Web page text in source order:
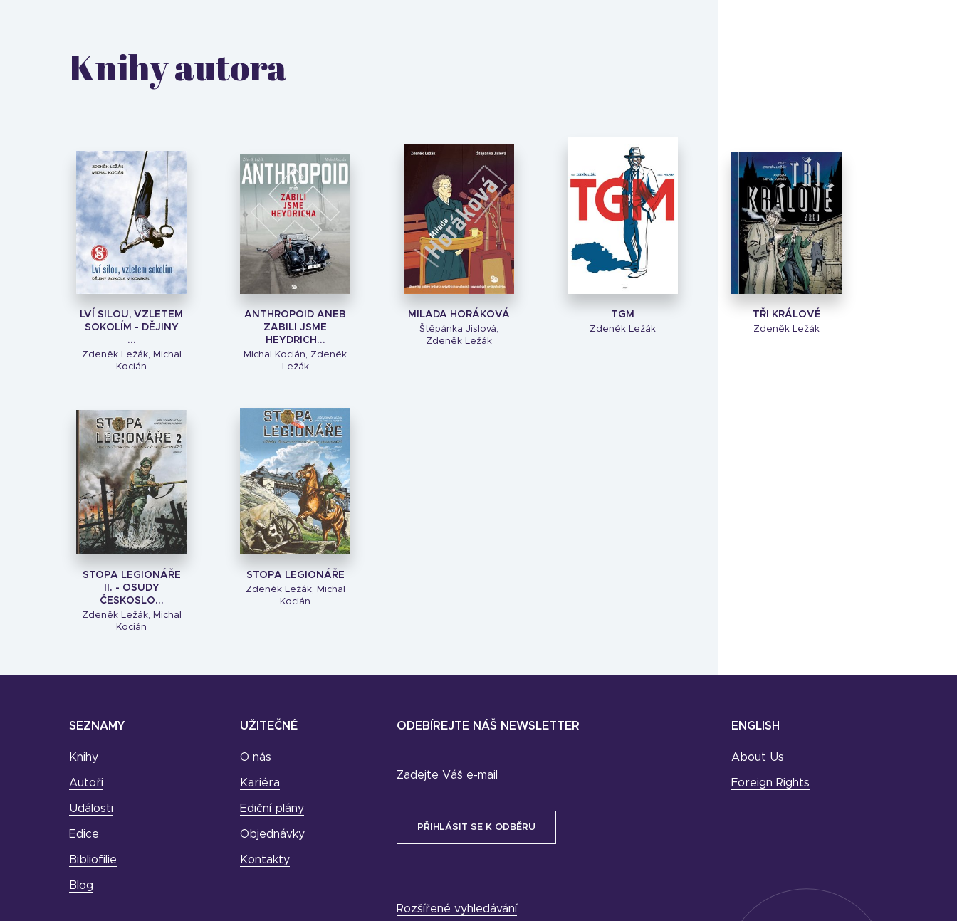
Knihy autora
LVÍ SILOU, VZLETEM
SOKOLÍM - DĚJINY
...
Zdeněk Ležák, Michal
Kocián
ANTHROPOID ANEB
ZABILI JSME
HEYDRICH...
Michal Kocián, Zdeněk
Ležák
MILADA HORÁKOVÁ
Štěpánka Jislová,
Zdeněk Ležák
TGM
Zdeněk Ležák
TŘI KRÁLOVÉ
Zdeněk Ležák
STOPA LEGIONÁŘE
II. - OSUDY
ČESKOSLO...
Zdeněk Ležák, Michal
Kocián
STOPA LEGIONÁŘE
Zdeněk Ležák, Michal
Kocián
SEZNAMY
Knihy
Autoři
Události
Edice
Bibliofilie
Blog
UŽITEČNÉ
O nás
Kariéra
Ediční plány
Objednávky
Kontakty
ODEBÍREJTE NÁŠ NEWSLETTER
Zadejte Váš e-mail
Rozšířené vyhledávání
ENGLISH
About Us
Foreign Rights